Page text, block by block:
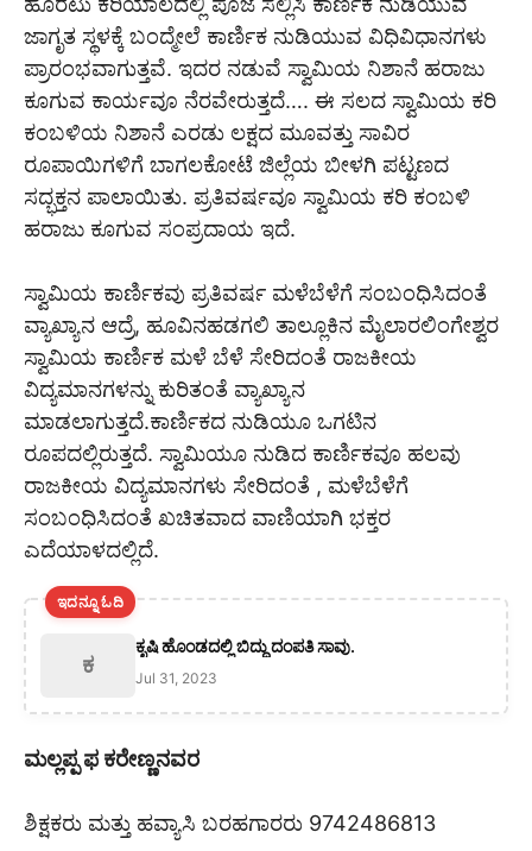
ಜಾಗೃತ ಸ್ಥಳಕ್ಕೆ ಬಂದ್ಮೇಲೆ ಕಾರ್ಣಿಕ ನುಡಿಯುವ ವಿಧಿವಿಧಾನಗಳು
ಪ್ರಾರಂಭವಾಗುತ್ತವೆ. ಇದರ ನಡುವೆ ಸ್ವಾಮಿಯ ನಿಶಾನೆ ಹರಾಜು
ಕೂಗುವ ಕಾರ್ಯವೂ ನೆರವೇರುತ್ತದೆ…. ಈ ಸಲದ ಸ್ವಾಮಿಯ ಕರಿ
ಕಂಬಳಿಯ ನಿಶಾನೆ ಎರಡು ಲಕ್ಷದ ಮೂವತ್ತು ಸಾವಿರ
ರೂಪಾಯಿಗಳಿಗೆ ಬಾಗಲಕೋಟೆ ಜಿಲ್ಲೆಯ ಬೀಳಗಿ ಪಟ್ಟಣದ
ಸದ್ಭಕ್ತನ ಪಾಲಾಯಿತು. ಪ್ರತಿವರ್ಷವೂ ಸ್ವಾಮಿಯ ಕರಿ ಕಂಬಳಿ
ಹರಾಜು ಕೂಗುವ ಸಂಪ್ರದಾಯ ಇದೆ.
ಸ್ವಾಮಿಯ ಕಾರ್ಣಿಕವು ಪ್ರತಿವರ್ಷ ಮಳೆಬೆಳೆಗೆ ಸಂಬಂಧಿಸಿದಂತೆ
ವ್ಯಾಖ್ಯಾನ ಆದ್ರೆ, ಹೂವಿನಹಡಗಲಿ ತಾಲ್ಲೂಕಿನ ಮೈಲಾರಲಿಂಗೇಶ್ವರ
ಸ್ವಾಮಿಯ ಕಾರ್ಣಿಕ ಮಳೆ ಬೆಳೆ ಸೇರಿದಂತೆ ರಾಜಕೀಯ
ವಿದ್ಯಮಾನಗಳನ್ನು ಕುರಿತಂತೆ ವ್ಯಾಖ್ಯಾನ
ಮಾಡಲಾಗುತ್ತದೆ.ಕಾರ್ಣಿಕದ ನುಡಿಯೂ ಒಗಟಿನ
ರೂಪದಲ್ಲಿರುತ್ತದೆ. ಸ್ವಾಮಿಯೂ ನುಡಿದ ಕಾರ್ಣಿಕವೂ ಹಲವು
ರಾಜಕೀಯ ವಿದ್ಯಮಾನಗಳು ಸೇರಿದಂತೆ , ಮಳೆಬೆಳೆಗೆ
ಸಂಬಂಧಿಸಿದಂತೆ ಖಚಿತವಾದ ವಾಣಿಯಾಗಿ ಭಕ್ತರ
ಎದೆಯಾಳದಲ್ಲಿದೆ.
ಇದನ್ನೂ ಓದಿ
ಕ
ಕೃಷಿ ಹೊಂಡದಲ್ಲಿ ಬಿದ್ದು ದಂಪತಿ ಸಾವು.
Jul 31, 2023
ಮಲ್ಲಪ್ಪ ಫ ಕರೇಣ್ಣನವರ
ಶಿಕ್ಷಕರು ಮತ್ತು ಹವ್ಯಾಸಿ ಬರಹಗಾರರು 9742486813